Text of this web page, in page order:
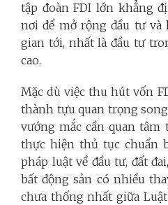
tập đoàn FDI lớn khẳng
nơi để mở rộng đầu tư
gian tới, nhất là đầu tư
cao.
Mặc dù việc thu hút vốn
thành tựu quan trọng
vướng mắc cần quan
thực hiện thủ tục chuẩn
pháp luật về đầu tư, đất
bất động sản có nhiều
chưa thống nhất giữa